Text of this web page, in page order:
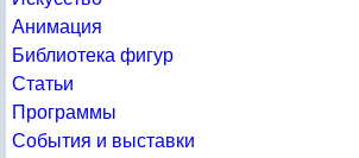
Анимация
Библиотека фигур
Статьи
Программы
События и выставки